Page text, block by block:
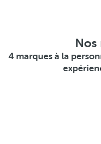
Nos
4 marques à la